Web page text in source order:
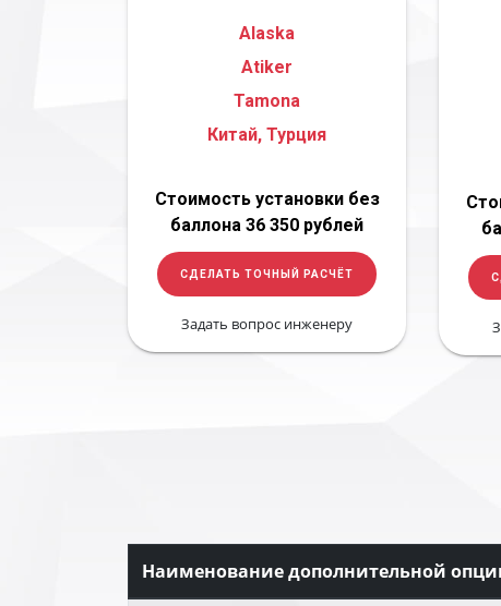
Alaska
Atiker
Tamona
Китай, Турция
Стоимость установки без
баллона 36 350 рублей
СДЕЛАТЬ ТОЧНЫЙ РАСЧЁТ
Задать вопрос инженеру
Наименование дополнительной